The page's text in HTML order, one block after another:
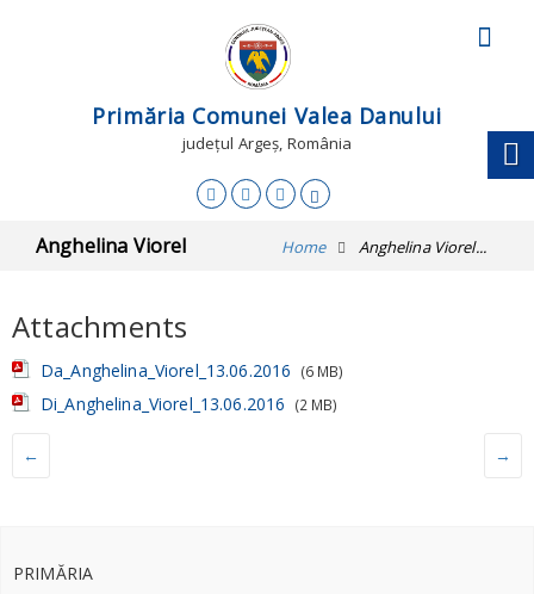
Primăria Comunei Valea Danului
județul Argeș, România
Anghelina Viorel Home Anghelina Viorel...
Attachments
Da_Anghelina_Viorel_13.06.2016 (6 MB)
Di_Anghelina_Viorel_13.06.2016 (2 MB)
← →
PRIMĂRIA